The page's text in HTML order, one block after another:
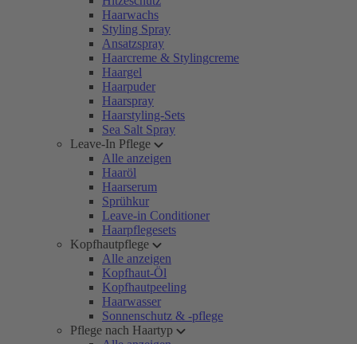
Haarwachs
Styling Spray
Ansatzspray
Haarcreme & Stylingcreme
Haargel
Haarpuder
Haarspray
Haarstyling-Sets
Sea Salt Spray
Leave-In Pflege
Alle anzeigen
Haaröl
Haarserum
Sprühkur
Leave-in Conditioner
Haarpflegesets
Kopfhautpflege
Alle anzeigen
Kopfhaut-Öl
Kopfhautpeeling
Haarwasser
Sonnenschutz & -pflege
Pflege nach Haartyp